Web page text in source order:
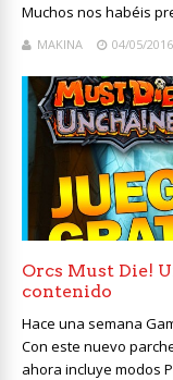
Muchos nos habéis
MAKINA 04/05/2016
Orcs Must Die!
contenido
Hace una semana
Con este nuevo
ahora incluye modos